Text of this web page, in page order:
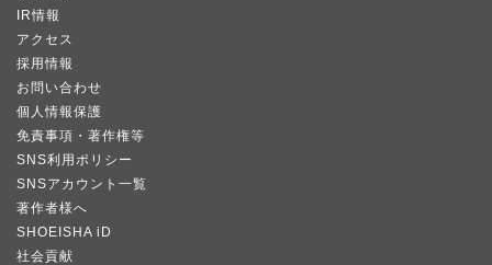
IR情報
アクセス
採用情報
お問い合わせ
個人情報保護
免責事項・著作権等
SNS利用ポリシー
SNSアカウント一覧
著作者様へ
SHOEISHA iD
社会貢献